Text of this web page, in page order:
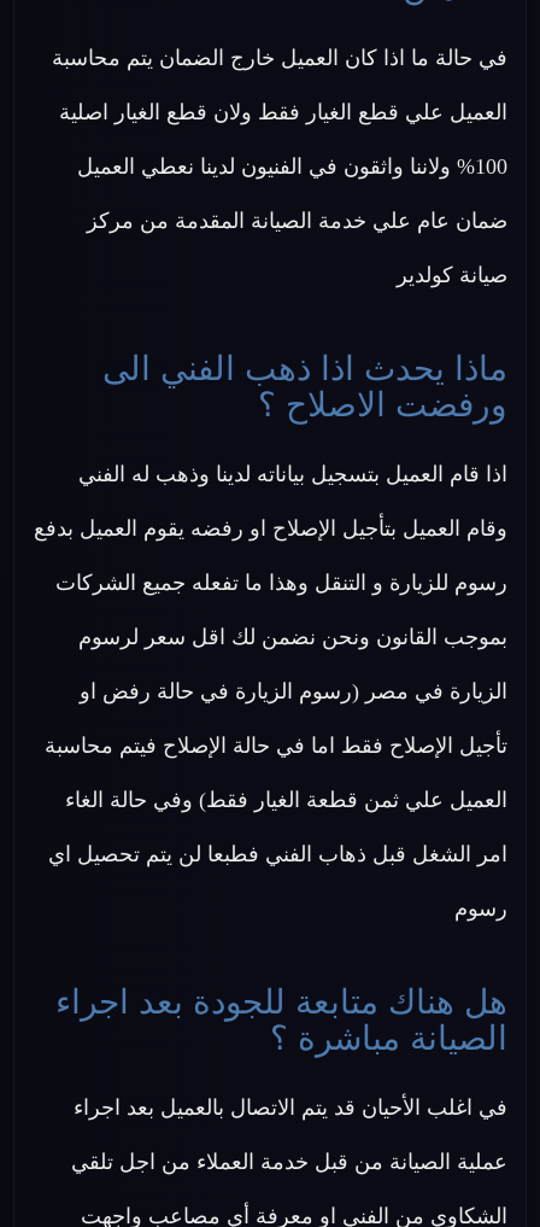
في حالة ما اذا كان العميل خارج الضمان يتم محاسبة
العميل علي قطع الغيار فقط ولان قطع الغيار اصلية
100% ولاننا واثقون في الفنيون لدينا نعطي العميل
ضمان عام علي خدمة الصيانة المقدمة من مركز
صيانة كولدير
ماذا يحدث اذا ذهب الفني الى
ورفضت الاصلاح ؟
اذا قام العميل بتسجيل بياناته لدينا وذهب له الفني
وقام العميل بتأجيل الإصلاح او رفضه يقوم العميل بدفع
رسوم للزيارة و التنقل وهذا ما تفعله جميع الشركات
بموجب القانون ونحن نضمن لك اقل سعر لرسوم
الزيارة في مصر (رسوم الزيارة في حالة رفض او
تأجيل الإصلاح فقط اما في حالة الإصلاح فيتم محاسبة
العميل علي ثمن قطعة الغيار فقط) وفي حالة الغاء
امر الشغل قبل ذهاب الفني فطبعا لن يتم تحصيل اي
رسوم
هل هناك متابعة للجودة بعد اجراء
الصيانة مباشرة ؟
في اغلب الأحيان قد يتم الاتصال بالعميل بعد اجراء
عملية الصيانة من قبل خدمة العملاء من اجل تلقي
الشكاوي من الفني او معرفة أي مصاعب واجهت